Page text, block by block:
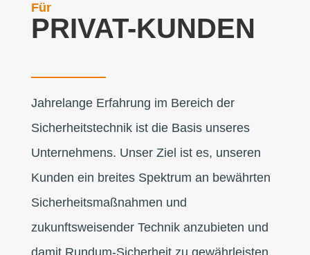
Für
PRIVAT-KUNDEN
Jahrelange Erfahrung im Bereich der
Sicherheitstechnik ist die Basis unseres
Unternehmens. Unser Ziel ist es, unseren
Kunden ein breites Spektrum an bewährten
Sicherheitsmaßnahmen und
zukunftsweisender Technik anzubieten und